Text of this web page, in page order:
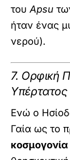
τουApsu
ήταν ένας
νερού).
7. Ορφική
Ενώ ο
Γαία ως το
κοσμογονία